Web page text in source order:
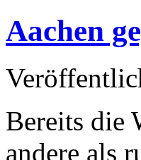
Aachen
Bereits die
andere als